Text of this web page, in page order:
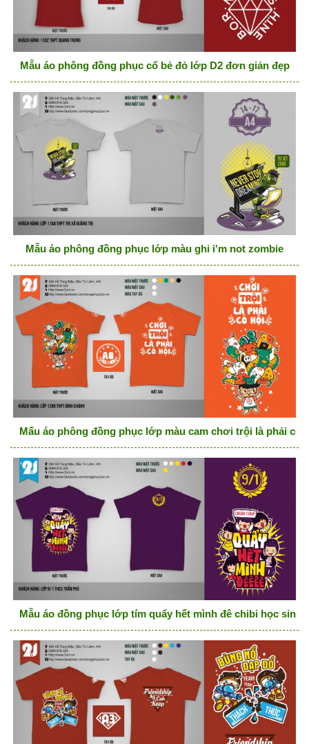
Mẫu áo phông đồng phục cổ bẻ đỏ lớp D2 đơn giản đẹp
Mẫu áo phông đồng phục lớp màu ghi i'm not zombie
Mấu áo phông đồng phục lớp màu cam chơi trội là phải có
Mẫu áo đồng phục lớp tím quẩy hết mình đê chibi học sinh